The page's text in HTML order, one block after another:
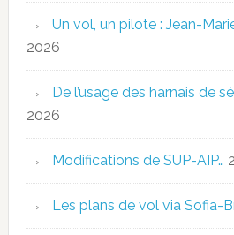
Un vol, un pilote : Jean-
2026
De l’usage des harnais de
2026
Modifications de SUP-AIP…
Les plans de vol via Sofia-